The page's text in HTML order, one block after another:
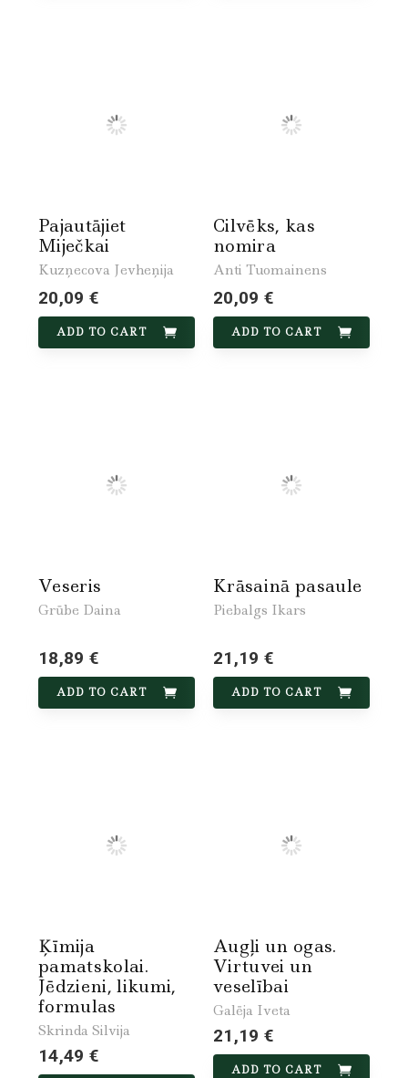
Pajautājiet
Miječkai
Kuzņecova Jevheņija
20,09 €
ADD TO CART
Cilvēks, kas
nomira
Anti Tuomainens
20,09 €
ADD TO CART
Veseris
Grūbe Daina
18,89 €
ADD TO CART
Krāsainā pasaule
Piebalgs Ikars
21,19 €
ADD TO CART
Ķīmija
pamatskolai.
Jēdzieni, likumi,
formulas
Skrinda Silvija
14,49 €
Augļi un ogas.
Virtuvei un
veselībai
Galēja Iveta
21,19 €
ADD TO CART